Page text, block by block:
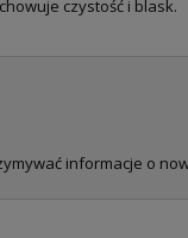
czystość i blask.
informacje o